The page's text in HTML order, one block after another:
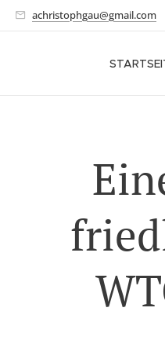
achristophgau@gmail.com